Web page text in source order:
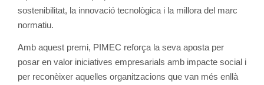
sostenibilitat, la innovació tecnològica i la millora del marc
normatiu.
Amb aquest premi, PIMEC reforça la seva aposta per
posar en valor iniciatives empresarials amb impacte social i
per reconèixer aquelles organitzacions que van més enllà